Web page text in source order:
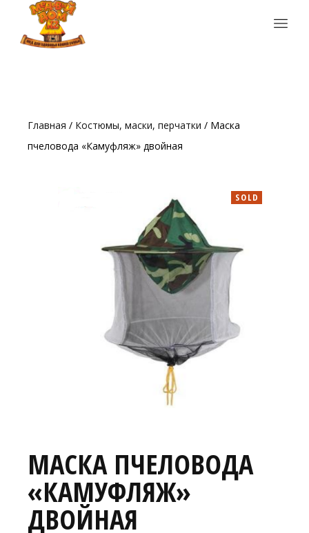
Главная / Костюмы, маски, перчатки / Маска
пчеловода «Камуфляж» двойная
SOLD
МАСКА ПЧЕЛОВОДА
«КАМУФЛЯЖ»
ДВОЙНАЯ